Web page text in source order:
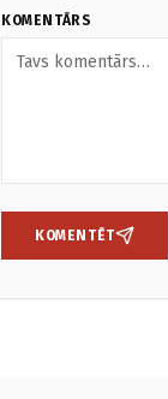
KOMENTĀRS
KOMENTĒT